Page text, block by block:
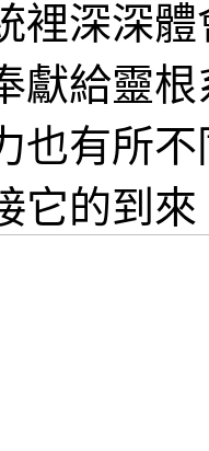
裡深深
獻給靈
也有所
它的到來